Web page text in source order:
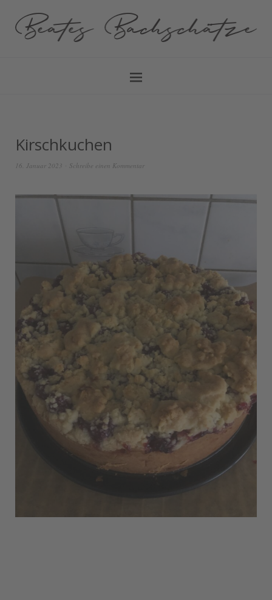
Kirschkuchen
16. Januar 2023 Schreibe einen Kommentar